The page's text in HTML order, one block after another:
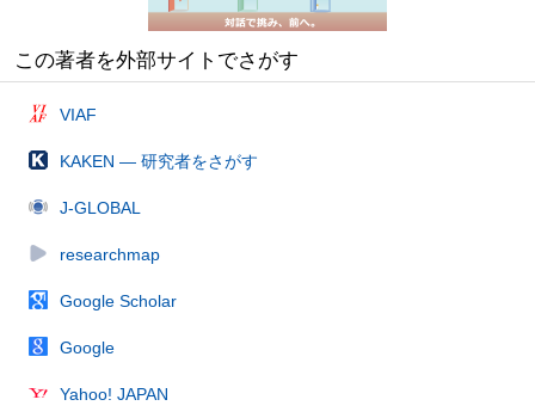
この著者を外部サイトでさがす
VIAF
KAKEN — 研究者をさがす
J-GLOBAL
researchmap
Google Scholar
Google
Yahoo! JAPAN